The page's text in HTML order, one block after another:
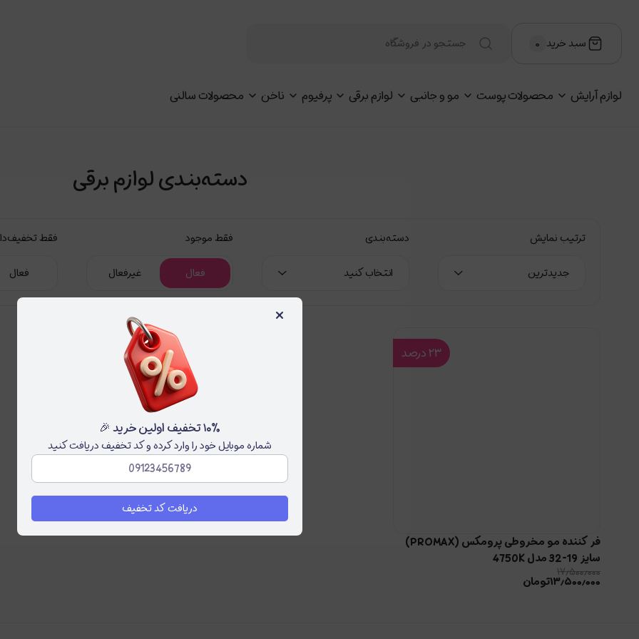
سبد خرید ۰
لوازم آرایش محصولات پوست مو و جانبی لوازم برقی پرفیوم ناخن محصولات سالنی
دسته‌بندی لوازم برقی
ترتیب نمایش
جدیدترین
دسته‌بندی
انتخاب کنید
فقط موجود
فعال غیرفعال
فقط
فعال
۲۳درصد
فر کننده مو مخروطی پرومکس (PROMAX)
سایز 19-32 مدل 4750K
۱۷٫۵۰۰٫۰۰۰
۱۳٫۵۰۰٫۰۰۰تومان
×
۱۰٪ تخفیف اولین خرید 🎉
شماره موبایل خود را وارد کرده و کد تخفیف دریافت کنید
دریافت کد تخفیف